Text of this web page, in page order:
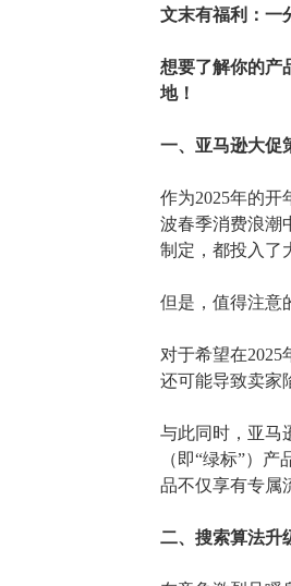
文末有福利：一
想要了解你的产
地！
一、 亚马逊大促
作为2025年的
波春季消费浪潮
制定，都投入了
但是，值得注意
对于希望在2025
还可能导致卖家
与此同时，亚马
（即“绿标”）产
品不仅享有专属
二、 搜索算法升